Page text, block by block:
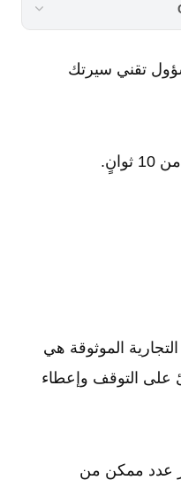
تقني سيرتك
الموثوقة هي
على التوقف وإعطاء
عدد ممكن من